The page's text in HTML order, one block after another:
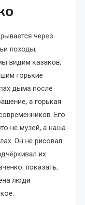
через
походы,
видим казаков,
горькие
дыма после
а горькая
Его
не музей, а наша
Он не рисовал
их
показать,
люди